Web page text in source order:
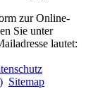
zur Online-
Sie unter
lautet:
Sitemap